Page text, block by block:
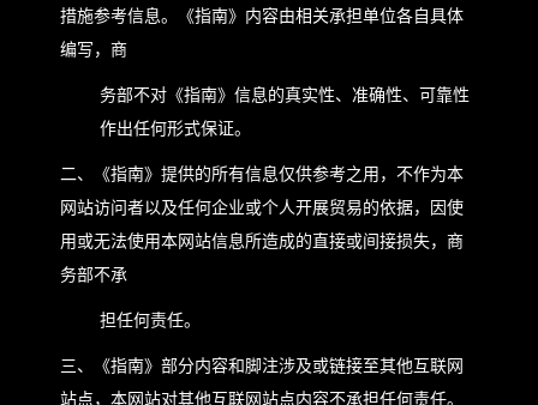
措施参考信息。《指南》内容由相关承担单位各自具体
编写，商
务部不对《指南》信息的真实性、准确性、可靠性
作出任何形式保证。
二、《指南》提供的所有信息仅供参考之用，不作为本
网站访问者以及任何企业或个人开展贸易的依据，因使
用或无法使用本网站信息所造成的直接或间接损失，商
务部不承
担任何责任。
三、《指南》部分内容和脚注涉及或链接至其他互联网
站点，本网站对其他互联网站点内容不承担任何责任。